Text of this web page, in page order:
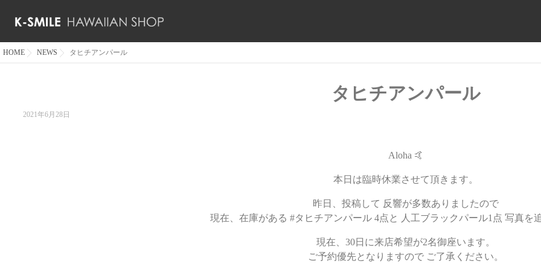
HOME NEWS タヒチアンパール
タヒチアンパール
2021年6月28日
Aloha 🤙
本日は臨時休業させて頂きます。
昨日、投稿して 反響が多数ありましたので
現在、在庫がある #タヒチアンパール 4点と 人工ブラックパール1点 写真を
現在、30日に来店希望が2名御座います。
ご予約優先となりますので ご了承ください。